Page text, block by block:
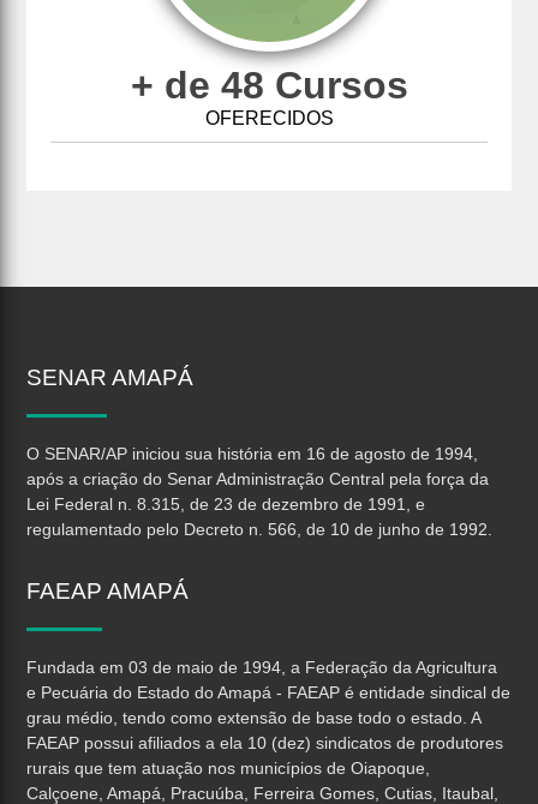
+ de 48 Cursos
OFERECIDOS
SENAR AMAPÁ
O SENAR/AP iniciou sua história em 16 de agosto de 1994,
após a criação do Senar Administração Central pela força da
Lei Federal n. 8.315, de 23 de dezembro de 1991, e
regulamentado pelo Decreto n. 566, de 10 de junho de 1992.
FAEAP AMAPÁ
Fundada em 03 de maio de 1994, a Federação da Agricultura
e Pecuária do Estado do Amapá - FAEAP é entidade sindical de
grau médio, tendo como extensão de base todo o estado. A
FAEAP possui afiliados a ela 10 (dez) sindicatos de produtores
rurais que tem atuação nos municípios de Oiapoque,
Calçoene, Amapá, Pracuúba, Ferreira Gomes, Cutias, Itaubal,